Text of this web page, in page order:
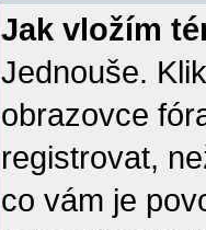
Jak vložím
Jednouše.
obrazovce
registrovat,
co vám je